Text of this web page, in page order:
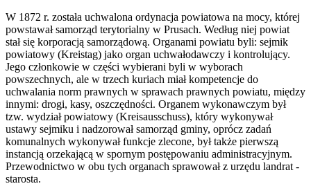
W 1872 r. została uchwalona ordynacja powiatowa na mocy, której
powstawał samorząd terytorialny w Prusach. Według niej powiat
stał się korporacją samorządową. Organami powiatu byli: sejmik
powiatowy (Kreistag) jako organ uchwałodawczy i kontrolujący.
Jego członkowie w części wybierani byli w wyborach
powszechnych, ale w trzech kuriach miał kompetencje do
uchwalania norm prawnych w sprawach prawnych powiatu, między
innymi: drogi, kasy, oszczędności. Organem wykonawczym był
tzw. wydział powiatowy (Kreisausschuss), który wykonywał
ustawy sejmiku i nadzorował samorząd gminy, oprócz zadań
komunalnych wykonywał funkcje zlecone, był także pierwszą
instancją orzekającą w spornym postępowaniu administracyjnym.
Przewodnictwo w obu tych organach sprawował z urzędu landrat -
starosta.